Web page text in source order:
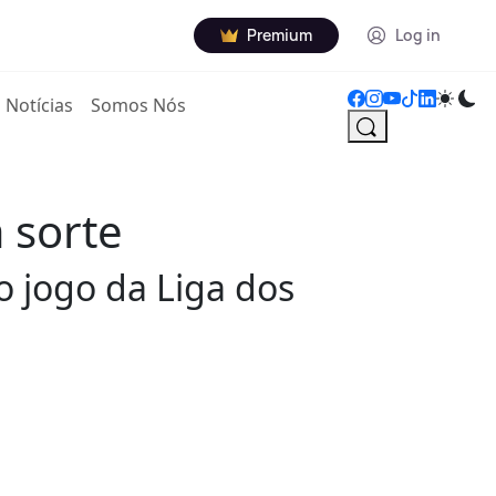
Premium Log in
Notícias Somos Nós
sorte
jogo da Liga dos